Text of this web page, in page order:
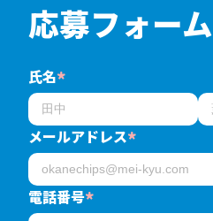
応募フォーム
氏名*
メールアドレス*
電話番号*